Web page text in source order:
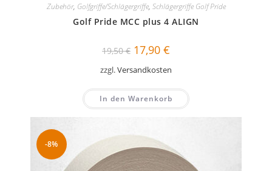
Zubehör, Golfgriffe/Schlägergriffe, Schlägergriffe Golf Pride
Golf Pride MCC plus 4 ALIGN
19,50€ Ursprünglicher
Preis
war:
19,50 €
17,90 €
17,90 €.
zzgl.Versandkosten
In den Warenkorb
-8%